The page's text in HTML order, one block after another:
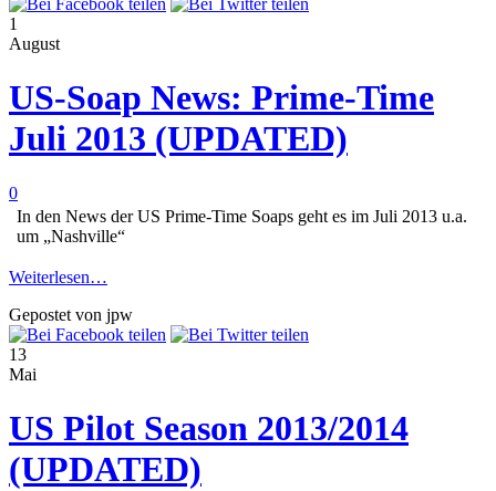
1
August
US-Soap News: Prime-Time
Juli 2013 (UPDATED)
0
In den News der US Prime-Time Soaps geht es im Juli 2013 u.a.
um „Nashville“
Weiterlesen…
Gepostet von jpw
13
Mai
US Pilot Season 2013/2014
(UPDATED)